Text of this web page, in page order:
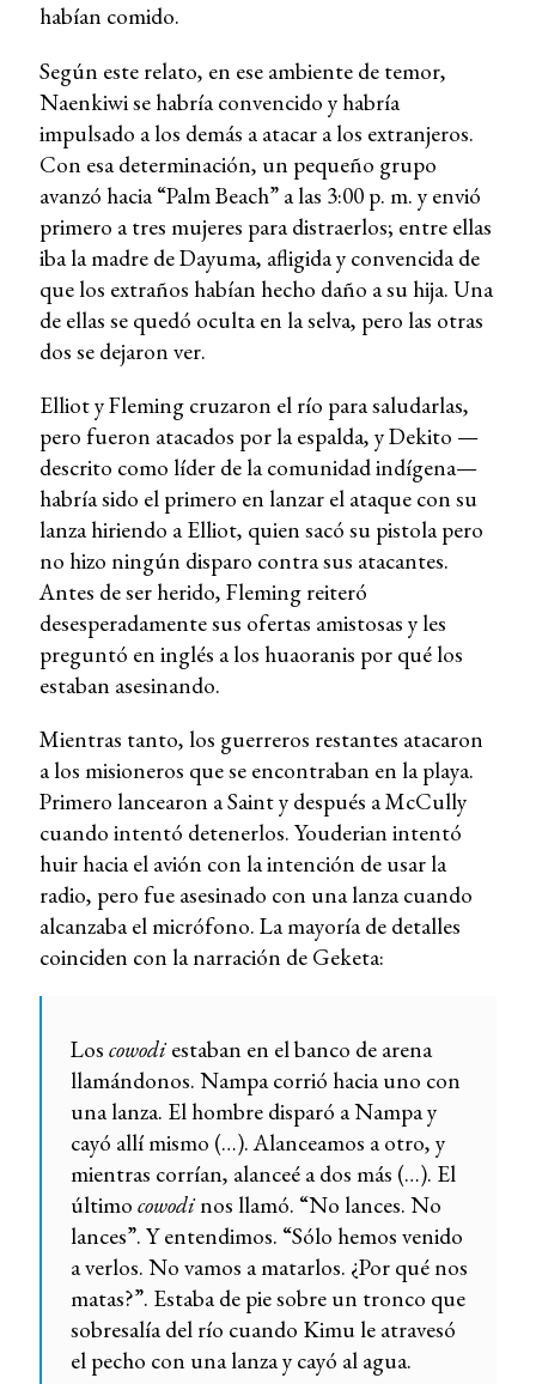
habían comido.
Según este relato, en ese ambiente de temor,
Naenkiwi se habría convencido y habría
impulsado a los demás a atacar a los extranjeros.
Con esa determinación, un pequeño grupo
avanzó hacia “Palm Beach” a las 3:00 p. m. y envió
primero a tres mujeres para distraerlos; entre ellas
iba la madre de Dayuma, afligida y convencida de
que los extraños habían hecho daño a su hija. Una
de ellas se quedó oculta en la selva, pero las otras
dos se dejaron ver.
Elliot y Fleming cruzaron el río para saludarlas,
pero fueron atacados por la espalda, y Dekito —
descrito como líder de la comunidad indígena—
habría sido el primero en lanzar el ataque con su
lanza hiriendo a Elliot, quien sacó su pistola pero
no hizo ningún disparo contra sus atacantes.
Antes de ser herido, Fleming reiteró
desesperadamente sus ofertas amistosas y les
preguntó en inglés a los huaoranis por qué los
estaban asesinando.
Mientras tanto, los guerreros restantes atacaron
a los misioneros que se encontraban en la playa.
Primero lancearon a Saint y después a McCully
cuando intentó detenerlos. Youderian intentó
huir hacia el avión con la intención de usar la
radio, pero fue asesinado con una lanza cuando
alcanzaba el micrófono. La mayoría de detalles
coinciden con la narración de Geketa:
Los cowodiestaban en el banco de arena
llamándonos. Nampa corrió hacia uno con
una lanza. El hombre disparó a Nampa y
cayó allí mismo (…). Alanceamos a otro, y
mientras corrían, alanceé a dos más (…). El
último cowodinos llamó. “No lances. No
lances”. Y entendimos. “Sólo hemos venido
a verlos. No vamos a matarlos. ¿Por qué nos
matas?”. Estaba de pie sobre un tronco que
sobresalía del río cuando Kimu le atravesó
el pecho con una lanza y cayó al agua.